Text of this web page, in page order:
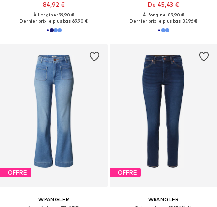
84,92 €
À l'origine : 99,90 €
Dernier prix le plus bas :69,90 €
De 45,43 €
À l'origine : 89,90 €
Dernier prix le plus bas :35,96 €
OFFRE
WRANGLER
OFFRE
WRANGLER